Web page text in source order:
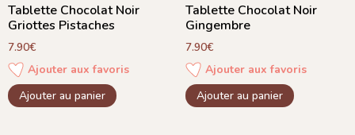
Tablette Chocolat Noir
Griottes Pistaches
7.90€
Ajouter aux favoris
Ajouter au panier
Tablette Chocolat Noir
Gingembre
7.90€
Ajouter aux favoris
Ajouter au panier